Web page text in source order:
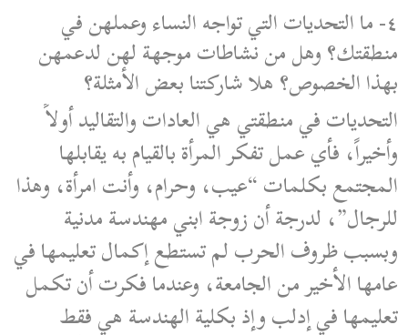
٤- ما التحديات التي تواجه النساء وعملهن في
منطقتك؟ وهل من نشاطات موجهة لهن لدعمهن
بهذا الخصوص؟ هلا شاركتنا بعض الأمثلة؟
التحديات في منطقتي هي العادات والتقاليد أولاً
وأخيراً، فأي عمل تفكر المرأة بالقيام به يقابلها
المجتمع بكلمات “عيب، وحرام، وأنت امرأة، وهذا
للرجال”، لدرجة أن زوجة ابني مهندسة مدنية
وبسبب ظروف الحرب لم تستطع إكمال تعليمها في
عامها الأخير من الجامعة، وعندما فكرت أن تكمل
تعليمها في إدلب وإذ بكلية الهندسة هي فقط